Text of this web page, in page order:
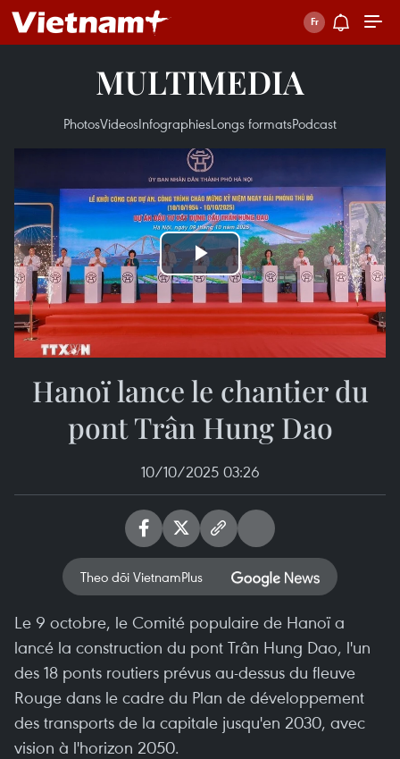
MULTIMEDIA
PhotosVideosInfographiesLongs formatsPodcast
Play
Video
Hanoï lance le chantier du
pont Trân Hung Dao
10/10/2025 03:26
Theo dõi VietnamPlus
Le 9 octobre, le Comité populaire de Hanoï a
lancé la construction du pont Trân Hung Dao, l'un
des 18 ponts routiers prévus au-dessus du fleuve
Rouge dans le cadre du Plan de développement
des transports de la capitale jusqu'en 2030, avec
vision à l'horizon 2050.